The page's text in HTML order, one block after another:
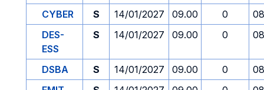
CYBER
S 14/01/2027 09.00 0
DES-
ESS
S 14/01/2027 09.00 0
DSBA S 14/01/2027 09.00 0